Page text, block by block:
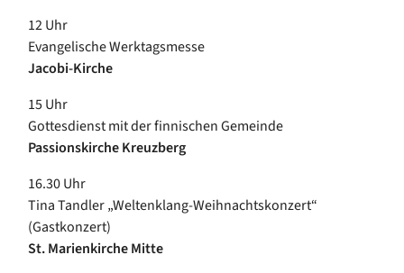
12 Uhr
Evangelische Werktagsmesse
Jacobi-Kirche
15 Uhr
Gottesdienst mit der finnischen Gemeinde
Passionskirche Kreuzberg
16.30 Uhr
Tina Tandler „Weltenklang-Weihnachtskonzert“
(Gastkonzert)
St. Marienkirche Mitte